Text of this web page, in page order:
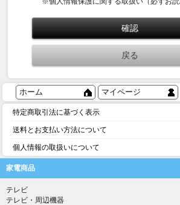
ホーム マイページ
特定商取引法に基づく表示
送料とお支払い方法について
個人情報の取扱いについて
家電商品
テレビ
テレビ・周辺機器